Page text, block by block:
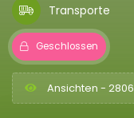
Transporte
Geschlossen
Ansichten - 2806